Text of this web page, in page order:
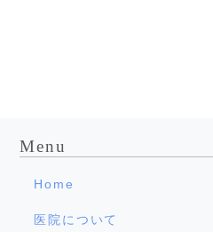
Menu
Home
医院について